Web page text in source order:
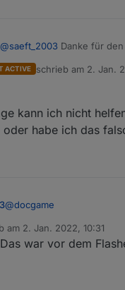
@saeft_2003 Danke für den
In dem Menue in dem man
ACTIVE schrieb am 2. Jan.
zuletzt editiert von
kann ich nicht
habe ich das
@docgame
Bei deiner Frage kann ich
oder habe ich das falsch
am 2. Jan. 2022, 10:31
editiert von
Das war vor dem